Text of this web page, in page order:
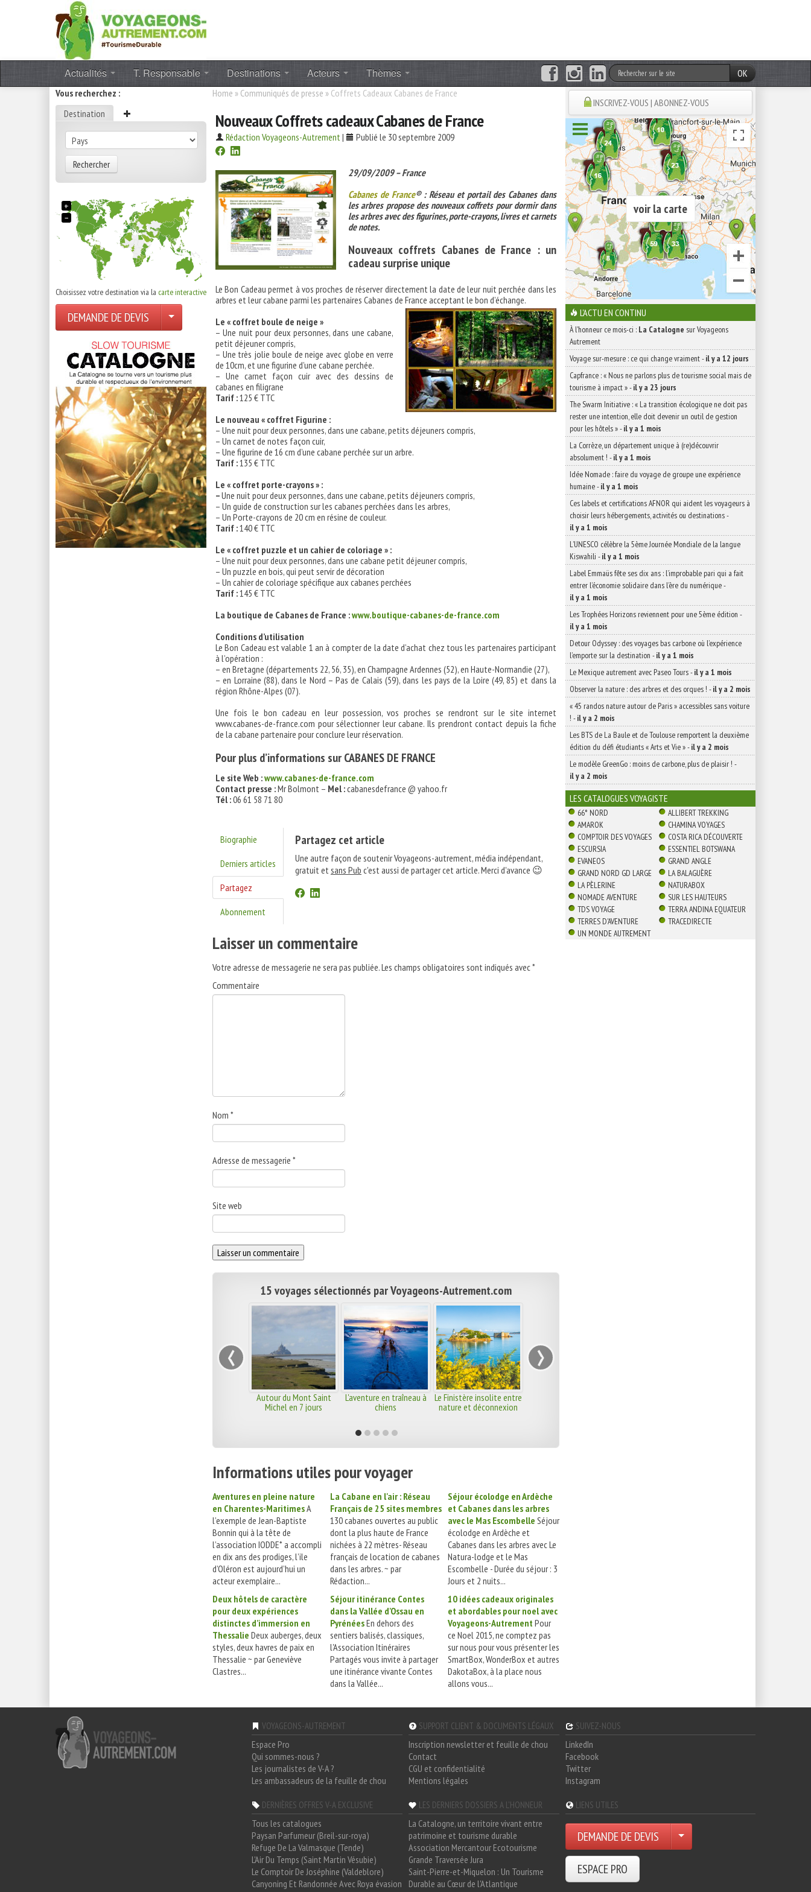
Actualités T. Responsable Destinations Acteurs Thèmes
OK
Vous recherchez :
Destination
Rechercher
+
−
Choisissez votre destination via la carte interactive
DEMANDE DE DEVIS
Home » Communiqués de presse » Coffrets Cadeaux Cabanes de France
Nouveaux Coffrets cadeaux Cabanes de France
Rédaction Voyageons-Autrement| Publié le 30 septembre 2009
29/09/2009 – France
Cabanes de France® : Réseau et portail des Cabanes dans
les arbres propose des nouveaux coffrets pour dormir dans
les arbres avec des figurines, porte-crayons, livres et carnets
de notes.
Nouveaux coffrets Cabanes de France : un
cadeau surprise unique
Le Bon Cadeau permet à vos proches de réserver directement la date de leur nuit perchée dans les
arbres et leur cabane parmi les partenaires Cabanes de France acceptant le bon d’échange.
Le « coffret boule de neige »
– Une nuit pour deux personnes, dans une cabane,
petit déjeuner compris,
– Une très jolie boule de neige avec globe en verre
de 10cm, et une figurine d’une cabane perchée.
– Une carnet façon cuir avec des dessins de
cabanes en filigrane
Tarif :125 € TTC
Le nouveau « coffret Figurine :
– Une nuit pour deux personnes, dans une cabane, petits déjeuners compris,
– Un carnet de notes façon cuir,
– Une figurine de 16 cm d’une cabane perchée sur un arbre.
Tarif :135 € TTC
Le « coffret porte-crayons » :
–Une nuit pour deux personnes, dans une cabane, petits déjeuners compris,
– Un guide de construction sur les cabanes perchées dans les arbres,
– Un Porte-crayons de 20 cm en résine de couleur.
Tarif :140 € TTC
Le « coffret puzzle et un cahier de coloriage » :
– Une nuit pour deux personnes, dans une cabane petit déjeuner compris,
– Un puzzle en bois, qui peut servir de décoration
– Un cahier de coloriage spécifique aux cabanes perchées
Tarif :145 € TTC
La boutique de Cabanes de France :www.boutique-cabanes-de-france.com
Conditions d’utilisation
Le Bon Cadeau est valable 1 an à compter de la date d’achat chez tous les partenaires participant
à l’opération :
– en Bretagne (départements 22, 56, 35), en Champagne Ardennes (52), en Haute-Normandie (27),
– en Lorraine (88), dans le Nord – Pas de Calais (59), dans les pays de la Loire (49, 85) et dans la
région Rhône-Alpes (07).
Une fois le bon cadeau en leur possession, vos proches se rendront sur le site internet
www.cabanes-de-france.com pour sélectionner leur cabane. Ils prendront contact depuis la fiche
de la cabane partenaire pour conclure leur réservation.
Pour plus d’informations sur CABANES DE FRANCE
Le site Web :www.cabanes-de-france.com
Contact presse :Mr Bolmont – Mel :cabanesdefrance @ yahoo.fr
Tél :06 61 58 71 80
Biographie
Derniers articles
Partagez
Abonnement
Partagez cet article
Une autre façon de soutenir Voyageons-autrement, média indépendant,
gratuit et sans Pub c'est aussi de partager cet article. Merci d'avance 😉
Laisser un commentaire
Votre adresse de messagerie ne sera pas publiée.Les champs obligatoires sont indiqués avec*
Commentaire
Nom *
Adresse de messagerie *
Site web
15 voyages sélectionnés par Voyageons-Autrement.com
Autour du Mont Saint
Michel en 7 jours
L'aventure en traîneau à
chiens
Le Finistère insolite entre
nature et déconnexion
‹ ›
Informations utiles pour voyager
Aventures en pleine nature
en Charentes-MaritimesA
l’exemple de Jean-Baptiste
Bonnin qui à la tête de
l’association IODDE* a accompli
en dix ans des prodiges, l’ile
d’Oléron est aujourd’hui un
acteur exemplaire...
La Cabane en l'air : Réseau
Français de 25 sites membres
130 cabanes ouvertes au public
dont la plus haute de France
nichées à 22 mètres- Réseau
français de location de cabanes
dans les arbres. ~ par
Rédaction...
Séjour écolodge en Ardèche
et Cabanes dans les arbres
avec le Mas Escombelle Séjour
écolodge en Ardèche et
Cabanes dans les arbres avec Le
Natura-lodge et le Mas
Escombelle - Durée du séjour : 3
Jours et 2 nuits...
Deux hôtels de caractère
pour deux expériences
distinctes d’immersion en
Thessalie Deux auberges, deux
styles, deux havres de paix en
Thessalie ~ par Geneviève
Clastres...
Séjour itinérance Contes
dans la Vallée d'Ossau en
PyrénéesEn dehors des
sentiers balisés, classiques,
l'Association Itinéraires
Partagés vous invite à partager
une itinérance vivante Contes
dans la Vallée...
10 idées cadeaux originales
et abordables pour noel avec
Voyageons-Autrement Pour
ce Noel 2015, ne comptez pas
sur nous pour vous présenter les
SmartBox, WonderBox et autres
DakotaBox, à la place nous
allons vous...
INSCRIVEZ-VOUS | ABONNEZ-VOUS
voir la carte
L'ACTU EN CONTINU
À l'honneur ce mois-ci : La Catalogne sur Voyageons
Autrement
Voyage sur-mesure : ce qui change vraiment-il y a 12 jours
Capfrance : « Nous ne parlons plus de tourisme social mais de
tourisme à impact »-il y a 23 jours
The Swarm Initiative : « La transition écologique ne doit pas
rester une intention, elle doit devenir un outil de gestion
pour les hôtels »-il y a 1 mois
La Corrèze, un département unique à (re)découvrir
absolument ! -il y a 1 mois
Idée Nomade : faire du voyage de groupe une expérience
humaine-il y a 1 mois
Ces labels et certifications AFNOR qui aident les voyageurs à
choisir leurs hébergements, activités ou destinations-
il y a 1 mois
L’UNESCO célèbre la 5ème Journée Mondiale de la langue
Kiswahili -il y a 1 mois
Label Emmaüs fête ses dix ans : l’improbable pari qui a fait
entrer l’économie solidaire dans l’ère du numérique-
il y a 1 mois
Les Trophées Horizons reviennent pour une 5ème édition -
il y a 1 mois
Detour Odyssey : des voyages bas carbone où l’expérience
l’emporte sur la destination -il y a 1 mois
Le Mexique autrement avec Paseo Tours-il y a 1 mois
Observer la nature : des arbres et des orques ! -il y a 2 mois
« 45 randos nature autour de Paris » accessibles sans voiture
! -il y a 2 mois
Les BTS de La Baule et de Toulouse remportent la deuxième
édition du défi étudiants « Arts et Vie »-il y a 2 mois
Le modèle GreenGo : moins de carbone, plus de plaisir ! -
il y a 2 mois
LES CATALOGUES VOYAGISTE
66° NORD
ALLIBERT TREKKING
AMAROK
CHAMINA VOYAGES
COMPTOIR DES VOYAGES
COSTA RICA DÉCOUVERTE
ESCURSIA
ESSENTIEL BOTSWANA
EVANEOS
GRAND ANGLE
GRAND NORD GD LARGE
LA BALAGUÈRE
LA PÈLERINE
NATURABOX
NOMADE AVENTURE
SUR LES HAUTEURS
TDS VOYAGE
TERRA ANDINA EQUATEUR
TERRES D'AVENTURE
TRACEDIRECTE
UN MONDE AUTREMENT
VOYAGEONS-AUTREMENT
Espace Pro
Qui sommes-nous ?
Les journalistes de V-A ?
Les ambassadeurs de la feuille de chou
SUPPORT CLIENT & DOCUMENTS LÉGAUX
Inscription newsletter et feuille de chou
Contact
CGU et confidentialité
Mentions légales
SUIVEZ-NOUS
LinkedIn
Facebook
Twitter
Instagram
DERNIÈRES OFFRES V-A EXCLUSIVE
Tous les catalogues
Paysan Parfumeur (Breil-sur-roya)
Refuge De La Valmasque (Tende)
L'Air Du Temps (Saint Martin Vésubie)
Le Comptoir De Joséphine (Valdeblore)
Canyoning Et Randonnée Avec Roya évasion
LES DERNIERS DOSSIERS A L'HONNEUR
La Catalogne, un territoire vivant entre
patrimoine et tourisme durable
Association Mercantour Ecotourisme
Grande Traversée Jura
Saint-Pierre-et-Miquelon : Un Tourisme
Durable au Cœur de l'Atlantique
LIENS UTILES
DEMANDE DE DEVIS
ESPACE PRO